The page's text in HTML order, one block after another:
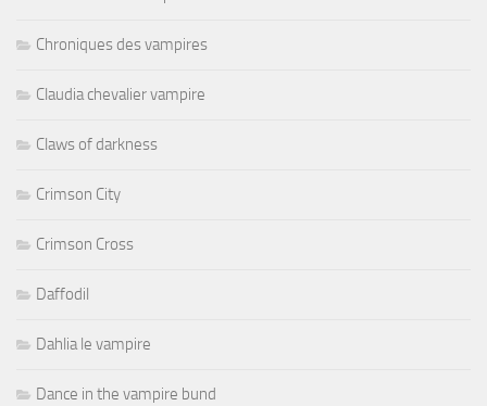
Chroniques des vampires
Claudia chevalier vampire
Claws of darkness
Crimson City
Crimson Cross
Daffodil
Dahlia le vampire
Dance in the vampire bund